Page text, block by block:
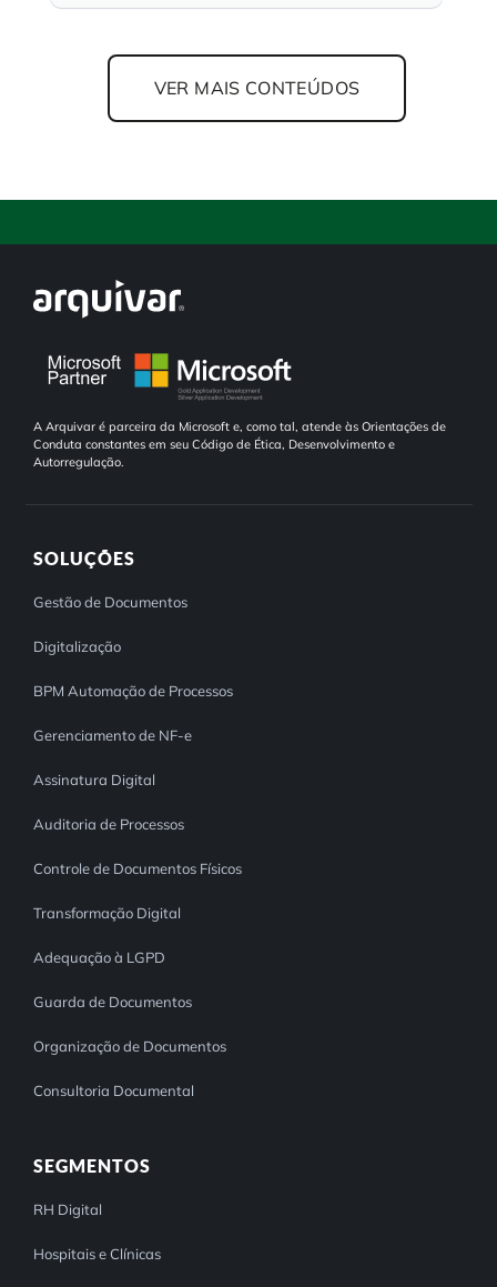
VER MAIS CONTEÚDOS
A Arquivar é parceira da Microsoft e, como tal, atende às Orientações de
Conduta constantes em seu Código de Ética, Desenvolvimento e
Autorregulação.
SOLUÇÕES
Gestão de Documentos
Digitalização
BPM Automação de Processos
Gerenciamento de NF-e
Assinatura Digital
Auditoria de Processos
Controle de Documentos Físicos
Transformação Digital
Adequação à LGPD
Guarda de Documentos
Organização de Documentos
Consultoria Documental
SEGMENTOS
RH Digital
Hospitais e Clínicas